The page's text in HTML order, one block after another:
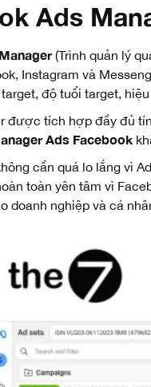
Ads
(Trình quản lý
Instagram và
độ tuổi target,
được tích hợp đầy đủ
Ads Facebook
cần quá lo lắng vì
toàn yên tâm vì
doanh nghiệp và cá